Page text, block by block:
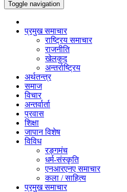
Toggle navigation
प्रमुख समाचार
राष्ट्रिय समाचार
राजनीति
खेलकुद
अन्तर्राष्ट्रिय
अर्थतन्त्र
समाज
विचार
अन्तर्वार्ता
प्रवास
शिक्षा
जापान विशेष
विविध
रङ्गमंच
धर्म-संस्कृति
एनआरएनए समाचार
कला / साहित्य
प्रमुख समाचार